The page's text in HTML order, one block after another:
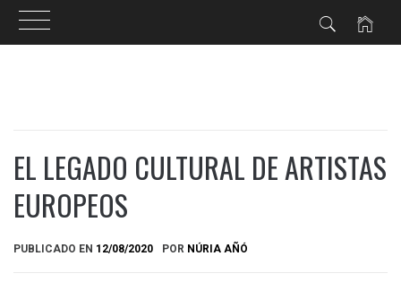
EL LEGADO CULTURAL DE ARTISTAS
EUROPEOS
PUBLICADO EN 12/08/2020 POR NÚRIA AÑÓ